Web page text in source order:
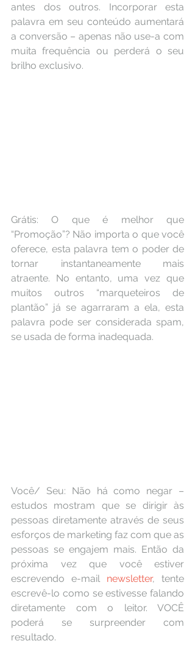
antes dos outros. Incorporar esta
palavra em seu conteúdo aumentará
a conversão – apenas não use-a com
muita frequência ou perderá o seu
brilho exclusivo.
Grátis: O que é melhor que
“Promoção”? Não importa o que você
oferece, esta palavra tem o poder de
tornar instantaneamente mais
atraente. No entanto, uma vez que
muitos outros “marqueteiros de
plantão” já se agarraram a ela, esta
palavra pode ser considerada spam,
se usada de forma inadequada.
Você/ Seu: Não há como negar –
estudos mostram que se dirigir às
pessoas diretamente através de seus
esforços de marketing faz com que as
pessoas se engajem mais. Então da
próxima vez que você estiver
escrevendo e-mail newsletter, tente
escrevê-lo como se estivesse falando
diretamente com o leitor. VOCÊ
poderá se surpreender com
resultado.